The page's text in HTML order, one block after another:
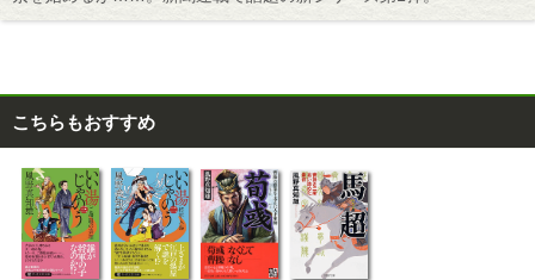
こちらもおすすめ